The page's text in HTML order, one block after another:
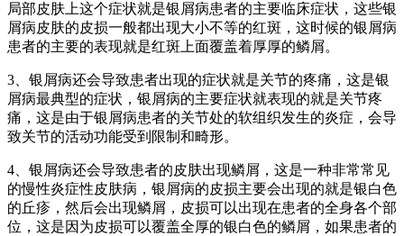
局部皮肤上这个症状就是银屑病患者的主要临床症状，这些银
屑病皮肤的皮损一般都出现大小不等的红斑，这时候的银屑病
患者的主要的表现就是红斑上面覆盖着厚厚的鳞屑。
3、银屑病还会导致患者出现的症状就是关节的疼痛，这是银
屑病最典型的症状，银屑病的主要症状就表现的就是关节疼
痛，这是由于银屑病患者的关节处的软组织发生的炎症，会导
致关节的活动功能受到限制和畸形。
4、银屑病还会导致患者的皮肤出现鳞屑，这是一种非常常见
的慢性炎症性皮肤病，银屑病的皮损主要会出现的就是银白色
的丘疹，然后会出现鳞屑，皮损可以出现在患者的全身各个部
位，这是因为皮损可以覆盖全厚的银白色的鳞屑，如果患者的